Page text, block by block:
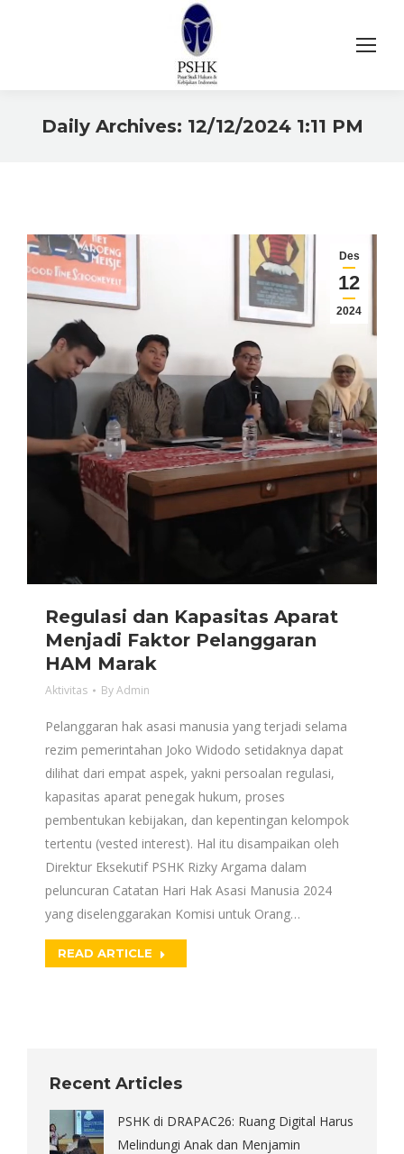
Daily Archives: 12/12/2024 1:11 PM
Des
12
2024
Regulasi dan Kapasitas Aparat
Menjadi Faktor Pelanggaran
HAM Marak
Aktivitas ByAdmin
Pelanggaran hak asasi manusia yang terjadi selama
rezim pemerintahan Joko Widodo setidaknya dapat
dilihat dari empat aspek, yakni persoalan regulasi,
kapasitas aparat penegak hukum, proses
pembentukan kebijakan, dan kepentingan kelompok
tertentu (vested interest). Hal itu disampaikan oleh
Direktur Eksekutif PSHK Rizky Argama dalam
peluncuran Catatan Hari Hak Asasi Manusia 2024
yang diselenggarakan Komisi untuk Orang…
READ ARTICLE
Recent Articles
PSHK di DRAPAC26: Ruang Digital Harus
Melindungi Anak dan Menjamin